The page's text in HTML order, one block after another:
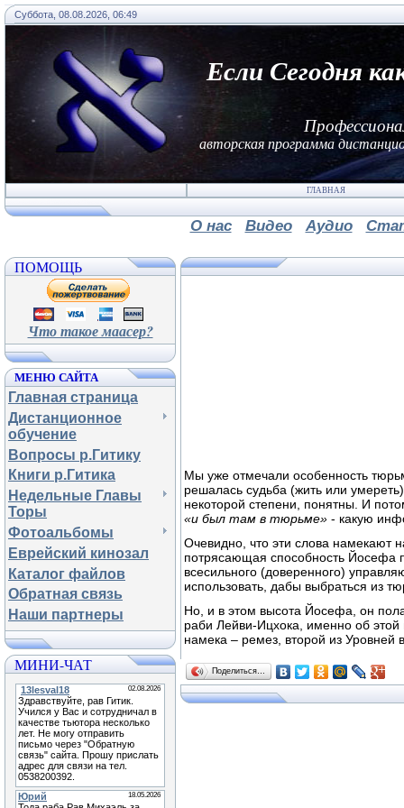
Суббота, 08.08.2026, 06:49
Если Сегодня
авторская программа
ГЛАВНАЯ
О нас Видео Аудио
ПОМОЩЬ
Что такое маасер?
МЕНЮ САЙТА
Главная страница
Дистанционное
обучение
Вопросы р.Гитику
Книги р.Гитика
Недельные Главы
Торы
Фотоальбомы
Еврейский кинозал
Каталог файлов
Обратная связь
Наши партнеры
МИНИ-ЧАТ
Мы уже отмечали особенность
решалась судьба (жить или
некоторой степени, понятны. И
«и был там в тюрьме» - какую
Очевидно, что эти слова намекают
потрясающая способность Йосефа
всесильного (доверенного)
использовать, дабы выбраться из
Но, и в этом высота Йосефа, он
раби Лейви-Ицхока, именно об
намека – ремез, второй из
Поделиться…